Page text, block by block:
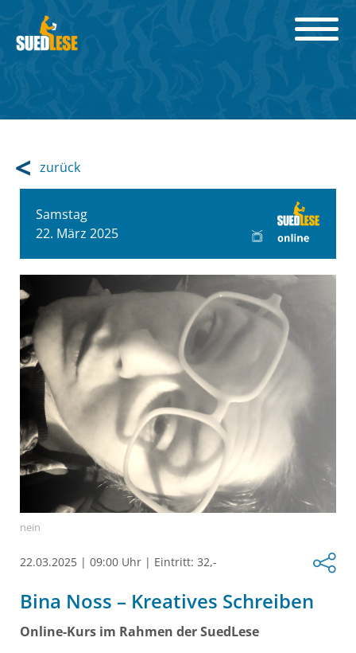
zurück
Samstag
22. März 2025
nein
22.03.2025 | 09:00 Uhr | Eintritt: 32,-
Bina Noss – Kreatives Schreiben
Online-Kurs im Rahmen der SuedLese